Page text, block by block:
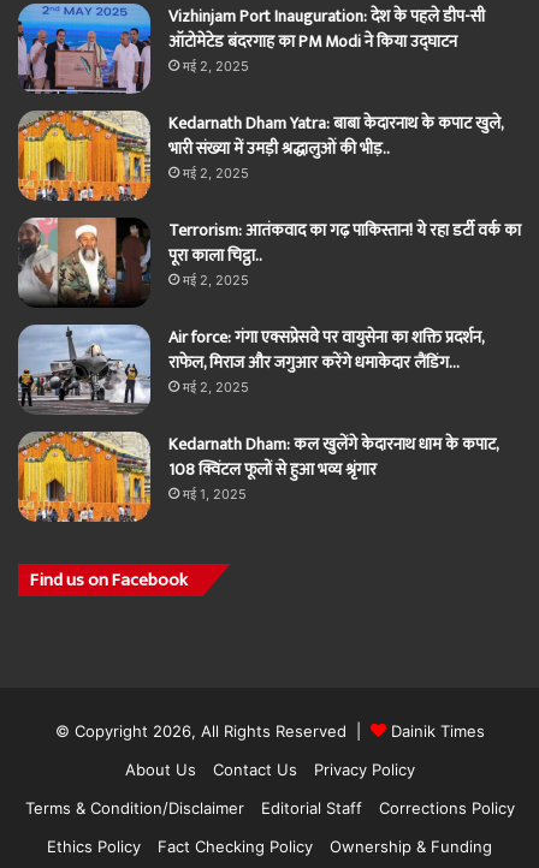
Vizhinjam Port Inauguration: देश के पहले डीप-सी
ऑटोमेटेड बंदरगाह का PM Modi ने किया उद्घाटन
मई 2, 2025
Kedarnath Dham Yatra: बाबा केदारनाथ के कपाट खुले,
भारी संख्या में उमड़ी श्रद्धालुओं की भीड़..
मई 2, 2025
Terrorism: आतंकवाद का गढ़ पाकिस्तान! ये रहा डर्टी वर्क का
पूरा काला चिट्ठा..
मई 2, 2025
Air force: गंगा एक्सप्रेसवे पर वायुसेना का शक्ति प्रदर्शन,
राफेल, मिराज और जगुआर करेंगे धमाकेदार लैंडिंग…
मई 2, 2025
Kedarnath Dham: कल खुलेंगे केदारनाथ धाम के कपाट,
108 क्विंटल फूलों से हुआ भव्य श्रृंगार
मई 1, 2025
Find us on Facebook
© Copyright 2026, All Rights Reserved |
Dainik Times
About Us
Contact Us
Privacy Policy
Terms & Condition/Disclaimer
Editorial Staff
Corrections Policy
Ethics Policy
Fact Checking Policy Ownership & Funding